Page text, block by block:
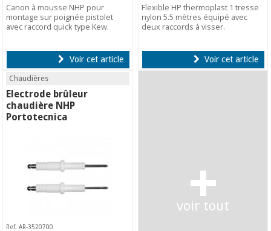
Canon à mousse NHP pour
montage sur poignée pistolet
avec raccord quick type Kew.
Voir cet article
Flexible HP thermoplast 1 tresse
nylon 5.5 mètres équipé avec
deux raccords à visser.
Voir cet article
Chaudières
Electrode brûleur
chaudière NHP
Portotecnica
Ref. AR-3520700
+
voir tout